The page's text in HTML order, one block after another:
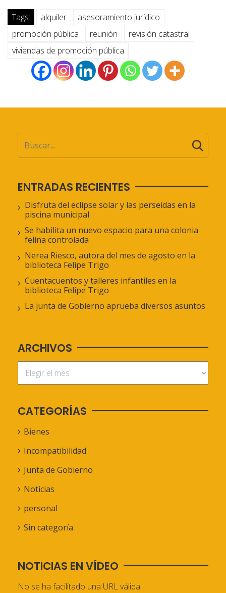
Tags: alquiler
asesoramiento jurídico
promoción pública
reunión
revisión catastral
viviendas de promoción pública
ENTRADAS RECIENTES
Disfruta del eclipse solar y las perseidas en la
piscina municipal
Se habilita un nuevo espacio para una colonia
felina controlada
Nerea Riesco, autora del mes de agosto en la
biblioteca Felipe Trigo
Cuentacuentos y talleres infantiles en la
biblioteca Felipe Trigo
La junta de Gobierno aprueba diversos asuntos
ARCHIVOS
CATEGORÍAS
Bienes
Incompatibilidad
Junta de Gobierno
Noticias
personal
Sin categoría
NOTICIAS EN VÍDEO
No se ha facilitado una URL válida.